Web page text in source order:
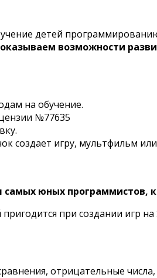
детей
возможности
на обучение.
№77635
создает игру, мультфильм
самых юных программистов,
при создании игр
отрицательные